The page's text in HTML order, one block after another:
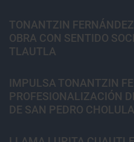
TONANTZIN
OBRA CON SENTIDO
TLAUTLA
IMPULSA TONANTZIN
PROFESIONALIZACIÓN
DE SAN PEDRO CHOLULA